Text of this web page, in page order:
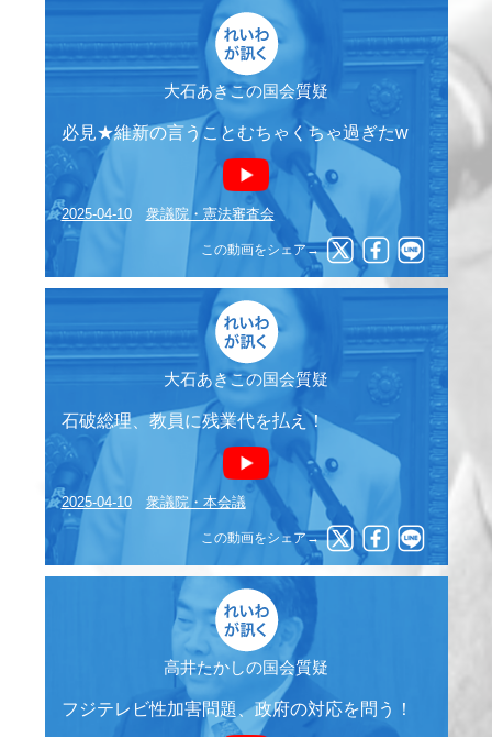
大石あきこの国会質疑
必見★維新の言うことむちゃくちゃ過ぎたw
2025-04-10 衆議院・憲法審査会
この動画をシェア→
大石あきこの国会質疑
石破総理、教員に残業代を払え！
2025-04-10 衆議院・本会議
この動画をシェア→
高井たかしの国会質疑
フジテレビ性加害問題、政府の対応を問う！